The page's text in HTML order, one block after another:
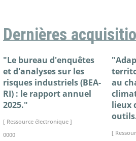
Dernières
"Le bureau d'enquêtes
et d'analyses sur les
risques industriels (BEA-
RI) : le rapport annuel
2025."
[ Ressource électronique ]
0000
au
lieux
[